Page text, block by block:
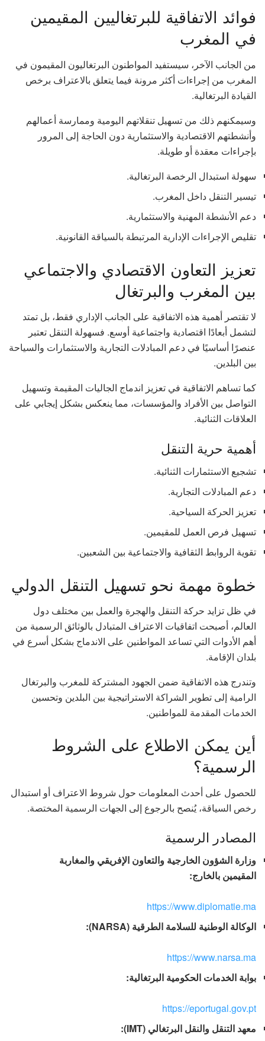
فوائد الاتفاقية للبرتغاليين المقيمين
في المغرب
من الجانب الآخر، سيستفيد المواطنون البرتغاليون المقيمون في
المغرب من إجراءات أكثر مرونة فيما يتعلق بالاعتراف برخص
القيادة البرتغالية.
وسيمكنهم ذلك من تسهيل تنقلاتهم اليومية وممارسة أعمالهم
وأنشطتهم الاقتصادية والاستثمارية دون الحاجة إلى المرور
بإجراءات معقدة أو طويلة.
سهولة استبدال الرخصة البرتغالية.
تيسير التنقل داخل المغرب.
دعم الأنشطة المهنية والاستثمارية.
تقليص الإجراءات الإدارية المرتبطة بالسياقة القانونية.
تعزيز التعاون الاقتصادي والاجتماعي
بين المغرب والبرتغال
لا تقتصر أهمية هذه الاتفاقية على الجانب الإداري فقط، بل تمتد
لتشمل أبعادًا اقتصادية واجتماعية أوسع. فسهولة التنقل تعتبر
عنصرًا أساسيًا في دعم المبادلات التجارية والاستثمارات والسياحة
بين البلدين.
كما تساهم الاتفاقية في تعزيز اندماج الجاليات المقيمة وتسهيل
التواصل بين الأفراد والمؤسسات، مما ينعكس بشكل إيجابي على
العلاقات الثنائية.
أهمية حرية التنقل
تشجيع الاستثمارات الثنائية.
دعم المبادلات التجارية.
تعزيز الحركة السياحية.
تسهيل فرص العمل للمقيمين.
تقوية الروابط الثقافية والاجتماعية بين الشعبين.
خطوة مهمة نحو تسهيل التنقل الدولي
في ظل تزايد حركة التنقل والهجرة والعمل بين مختلف دول
العالم، أصبحت اتفاقيات الاعتراف المتبادل بالوثائق الرسمية من
أهم الأدوات التي تساعد المواطنين على الاندماج بشكل أسرع في
بلدان الإقامة.
وتندرج هذه الاتفاقية ضمن الجهود المشتركة للمغرب والبرتغال
الرامية إلى تطوير الشراكة الاستراتيجية بين البلدين وتحسين
الخدمات المقدمة للمواطنين.
أين يمكن الاطلاع على الشروط
الرسمية؟
للحصول على أحدث المعلومات حول شروط الاعتراف أو استبدال
رخص السياقة، يُنصح بالرجوع إلى الجهات الرسمية المختصة.
المصادر الرسمية
وزارة الشؤون الخارجية والتعاون الإفريقي والمغاربة
المقيمين بالخارج:
https://www.diplomatie.ma
الوكالة الوطنية للسلامة الطرقية (NARSA):
https://www.narsa.ma
بوابة الخدمات الحكومية البرتغالية:
https://eportugal.gov.pt
معهد التنقل والنقل البرتغالي (IMT):